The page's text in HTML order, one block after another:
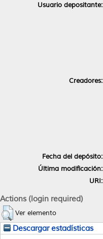
Usuario depositante:
Creadores:
Fecha del depósito:
Última modificación:
URI:
Actions (login required)
Ver elemento
Descargar estadísticas